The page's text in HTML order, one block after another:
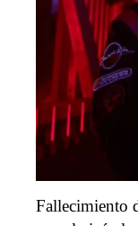
Fallecimiento